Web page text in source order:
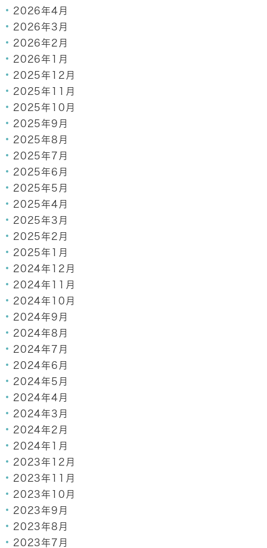
2026年4月
2026年3月
2026年2月
2026年1月
2025年12月
2025年11月
2025年10月
2025年9月
2025年8月
2025年7月
2025年6月
2025年5月
2025年4月
2025年3月
2025年2月
2025年1月
2024年12月
2024年11月
2024年10月
2024年9月
2024年8月
2024年7月
2024年6月
2024年5月
2024年4月
2024年3月
2024年2月
2024年1月
2023年12月
2023年11月
2023年10月
2023年9月
2023年8月
2023年7月